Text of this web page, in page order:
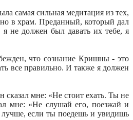
самая сильная медитация из тех,
в храм. Преданный, который дал
не должен был давать их тебе, я
что сознание Кришны - это
все правильно. И также я должен
сказал мне: «Не стоит ехать. Ты не
мне: «Не слушай его, поезжай и
лучше, если ты поедешь и увидишь